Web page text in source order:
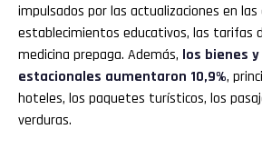
impulsados por las actualizaciones en
establecimientos educativos, las tarifas
medicina prepaga. Además, los bienes
estacionales aumentaron 10,9%,
hoteles, los paquetes turísticos, los
verduras.